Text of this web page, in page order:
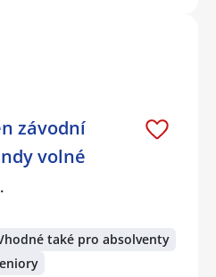
závodní
volné
také pro absolventy